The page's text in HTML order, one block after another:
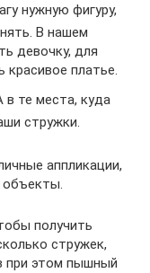
нужную фигуру,
В нашем
девочку, для
платье.
те места, куда
стружки.
аппликации,
объекты.
получить
стружек,
при этом пышный